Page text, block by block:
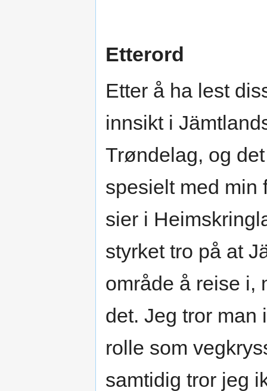
Etterord
Etter å ha lest
innsikt i
Trøndelag, og
spesielt med min
sier i
styrket tro på at
område å reise i,
det. Jeg tror man
rolle som
samtidig tror jeg